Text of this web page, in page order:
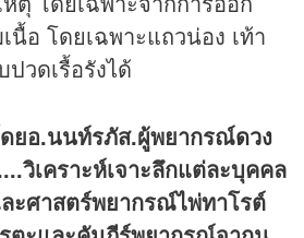
นื้อ โดยเฉพาะแถวน่อง เท้า
ปวดเรื้อรังได้
ยอ.นนท์รภัส.ผู้พยากรณ์ดวง
วิเคราะห์เจาะลึกแต่ละบุคคล
ะศาสตร์พยากรณ์ไพ่ทาโรต์